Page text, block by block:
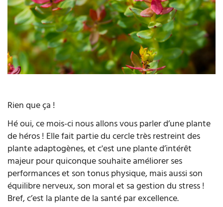
Rien que ça !
Hé oui, ce mois-ci nous allons vous parler d’une plante
de héros ! Elle fait partie du cercle très restreint des
plante adaptogènes, et c'est une plante d’intérêt
majeur pour quiconque souhaite améliorer ses
performances et son tonus physique, mais aussi son
équilibre nerveux, son moral et sa gestion du stress !
Bref, c’est la plante de la santé par excellence.